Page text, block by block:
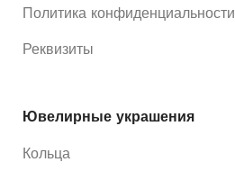
Политика конфиденциальности
Реквизиты
Ювелирные украшения
Кольца